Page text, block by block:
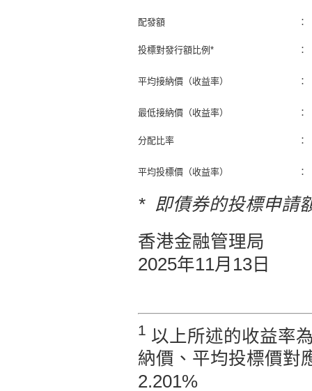
配發額 ：
投標對發行額比例* ：
平均接納價（收益率） ：
最低接納價（收益率） ：
分配比率 ：
平均投標價（收益率） ：
* 即債券的投標申請
香港金融管理局
2025年11月13日
1 以上所述的收益率
納價、平均投標價對
2.201%